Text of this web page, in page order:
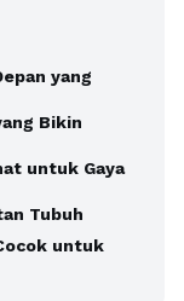
yang
Bikin
untuk Gaya
Tubuh
untuk